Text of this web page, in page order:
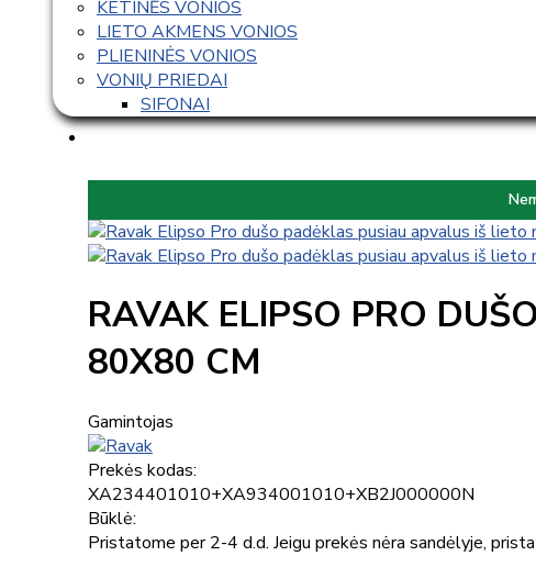
KETINĖS VONIOS
LIETO AKMENS VONIOS
PLIENINĖS VONIOS
VONIŲ PRIEDAI
SIFONAI
RAVAK ELIPSO PRO
80X80 CM
Gamintojas
Prekės kodas:
XA234401010+XA934001010+XB2J000000N
Būklė:
Pristatome per 2-4 d.d. Jeigu prekės nėra sandėlyje,